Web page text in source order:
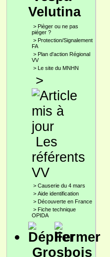
Velutina
> Pièger ou ne pas
piéger ?
> Protection/Signalement
FA
> Plan d'action Régional
VV
> Le site du MNHN
>
Les
référents
VV
> Causerie du 4 mars
> Aide identification
> Découverte en France
> Fiche technique
OPIDA
Grosbois